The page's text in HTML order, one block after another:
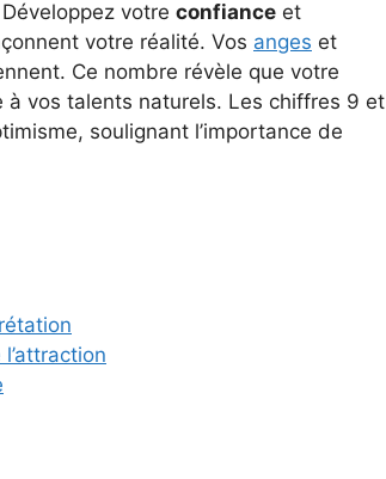
votre confiance et
votre réalité. Vos anges et
Ce nombre révèle que votre
à vos talents naturels. Les chiffres 9 et
soulignant l’importance de